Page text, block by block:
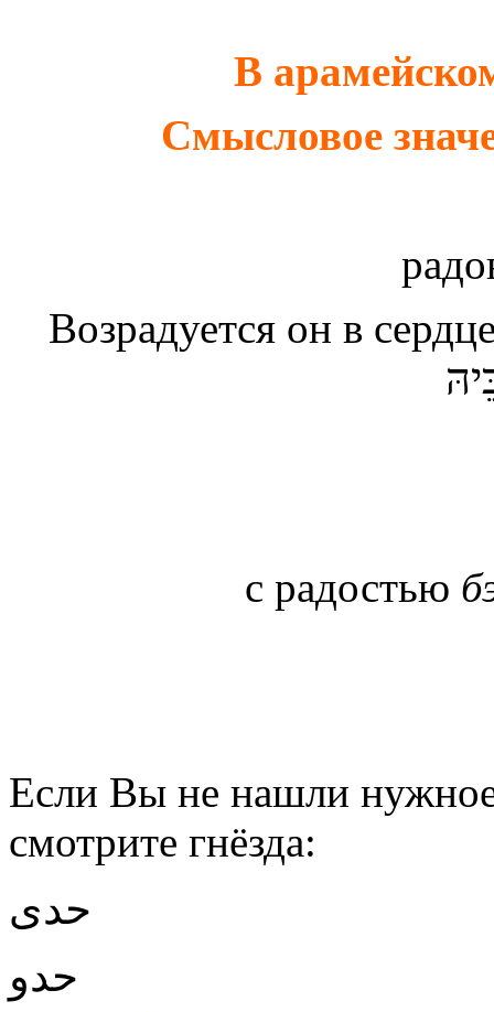
В
Смысловое
Возрадуется он в
с радостью
Если Вы не нашли нужное
смотрите гнёзда:
حدى
حدو